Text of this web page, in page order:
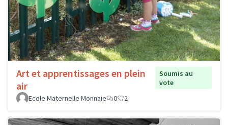
Art et apprentissages en plein
air
Soumis au
vote
Ecole Maternelle Monnaie
0 2